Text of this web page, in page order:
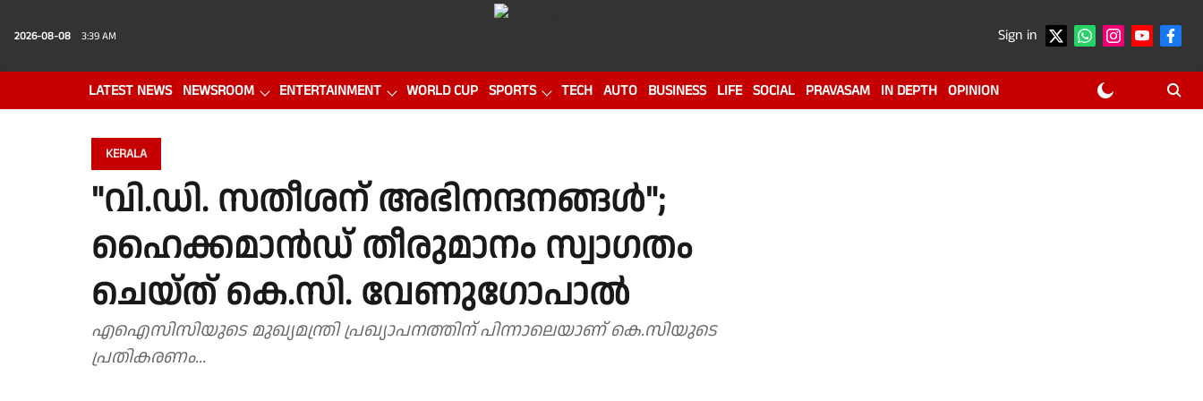
2026-08-08 3:39 AM Sign in
LATEST NEWS NEWSROOM ENTERTAINMENT WORLD CUP SPORTS TECH AUTO BUSINESS LIFE SOCIAL PRAVASAM IN DEPTH OPINION
KERALA
"വി.ഡി. സതീശന് അഭിനന്ദനങ്ങൾ";
ഹൈക്കമാൻഡ് തീരുമാനം സ്വാഗതം
ചെയ്ത് കെ.സി. വേണുഗോപാൽ
എഐസിസിയുടെ മുഖ്യമന്ത്രി പ്രഖ്യാപനത്തിന് പിന്നാലെയാണ് കെ.സിയുടെ
പ്രതികരണം...